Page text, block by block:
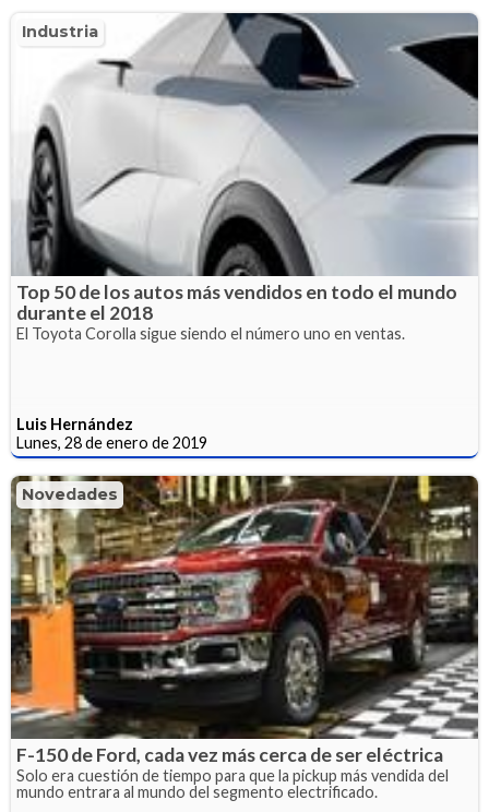
Industria
Top 50 de los autos más vendidos en todo el mundo
durante el 2018
El Toyota Corolla sigue siendo el número uno en ventas.
Luis Hernández
Lunes, 28 de enero de 2019
Novedades
F-150 de Ford, cada vez más cerca de ser eléctrica
Solo era cuestión de tiempo para que la pickup más vendida del
mundo entrara al mundo del segmento electrificado.